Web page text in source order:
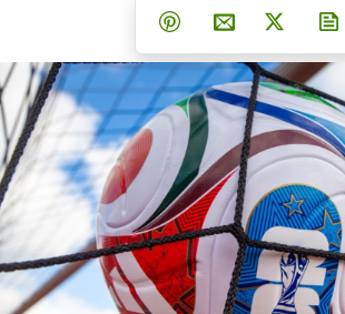
Teilen auf Facebook
Teilen auf
Teilen auf Pinterest
Per E-Mail
Post